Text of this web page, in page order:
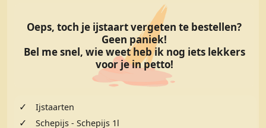
Oeps, toch je ijstaart vergeten te bestellen?
Geen paniek!
Bel me snel, wie weet heb ik nog iets lekkers
voor je in petto!
✓ Ijstaarten
✓ Schepijs - Schepijs 1l